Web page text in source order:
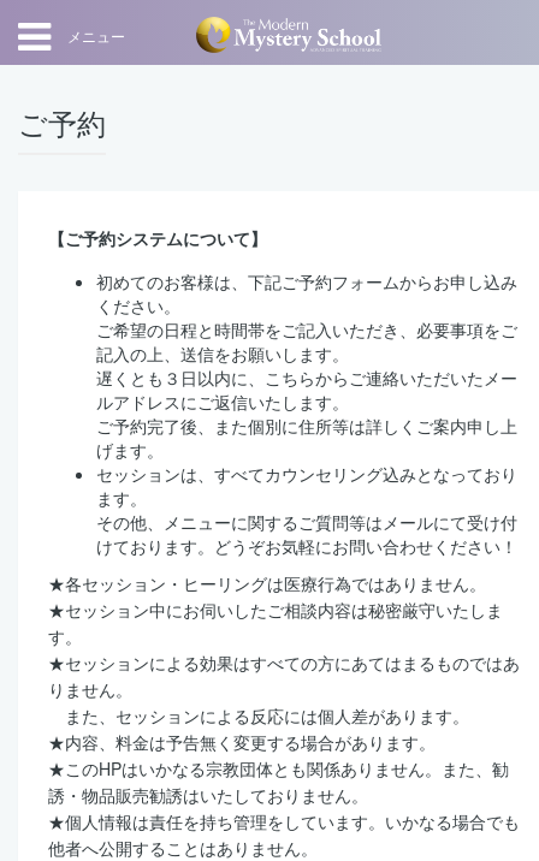
メニュー
ご予約
【ご予約システムについて】
初めてのお客様は、下記ご予約フォームからお申し込み
ください。
ご希望の日程と時間帯をご記入いただき、必要事項をご
記入の上、送信をお願いします。
遅くとも３日以内に、こちらからご連絡いただいたメー
ルアドレスにご返信いたします。
ご予約完了後、また個別に住所等は詳しくご案内申し上
げます。
セッションは、すべてカウンセリング込みとなっており
ます。
その他、メニューに関するご質問等はメールにて受け付
けております。どうぞお気軽にお問い合わせください！
★各セッション・ヒーリングは医療行為ではありません。
★セッション中にお伺いしたご相談内容は秘密厳守いたしま
す。
★セッションによる効果はすべての方にあてはまるものではあ
りません。
また、セッションによる反応には個人差があります。
★内容、料金は予告無く変更する場合があります。
★このHPはいかなる宗教団体とも関係ありません。また、勧
誘・物品販売勧誘はいたしておりません。
★個人情報は責任を持ち管理をしています。いかなる場合でも
他者へ公開することはありません。